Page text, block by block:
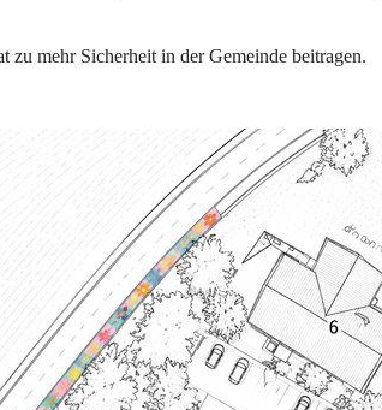
mehr Sicherheit in der Gemeinde beitragen.